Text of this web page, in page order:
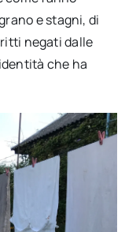
e stagni, di
negati dalle
che ha